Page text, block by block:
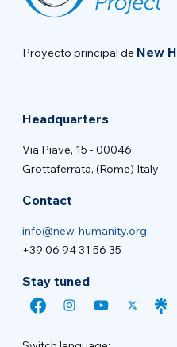
Proyecto principal de New
Headquarters
Via Piave, 15 - 00046
Grottaferrata, (Rome) Italy
Contact
info@new-humanity.org
+39 06 94 31 56 35
Stay tuned